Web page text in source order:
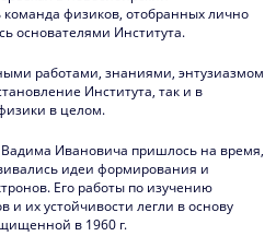
команда физиков, отобранных лично
основателями Института.
работами, знаниями, энтузиазмом
Института, так и в
в целом.
Ивановича пришлось на время,
идеи формирования и
Его работы по изучению
и их устойчивости легли в основу
в 1960 г.